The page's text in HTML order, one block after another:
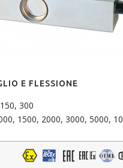
E FLESSIONE
300
1500, 2000, 3000, 5000,